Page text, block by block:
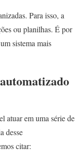
Para isso, a
ou planilhas. É por
sistema mais
atuar em uma série de
desse
citar: